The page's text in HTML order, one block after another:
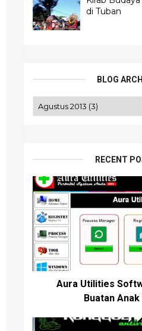
di Tuban
BLOG
RECENT
Aura Utilities
Buatan Anak